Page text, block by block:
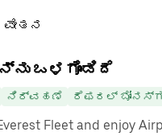
ಒಳಗೊಂಡಿದೆ
ನಿರ್ವಹಣೆ ರೆಫರಲ್
Fleet and enjoy